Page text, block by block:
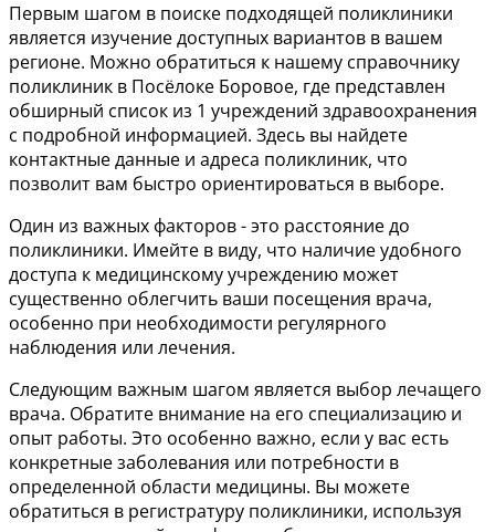
Первым шагом в поиске подходящей поликлиники
является изучение доступных вариантов в вашем
регионе. Можно обратиться к нашему справочнику
поликлиник в Посёлоке Боровое, где представлен
обширный список из 1 учреждений здравоохранения
с подробной информацией. Здесь вы найдете
контактные данные и адреса поликлиник, что
позволит вам быстро ориентироваться в выборе.
Один из важных факторов - это расстояние до
поликлиники. Имейте в виду, что наличие удобного
доступа к медицинскому учреждению может
существенно облегчить ваши посещения врача,
особенно при необходимости регулярного
наблюдения или лечения.
Следующим важным шагом является выбор лечащего
врача. Обратите внимание на его специализацию и
опыт работы. Это особенно важно, если у вас есть
конкретные заболевания или потребности в
определенной области медицины. Вы можете
обратиться в регистратуру поликлиники, используя